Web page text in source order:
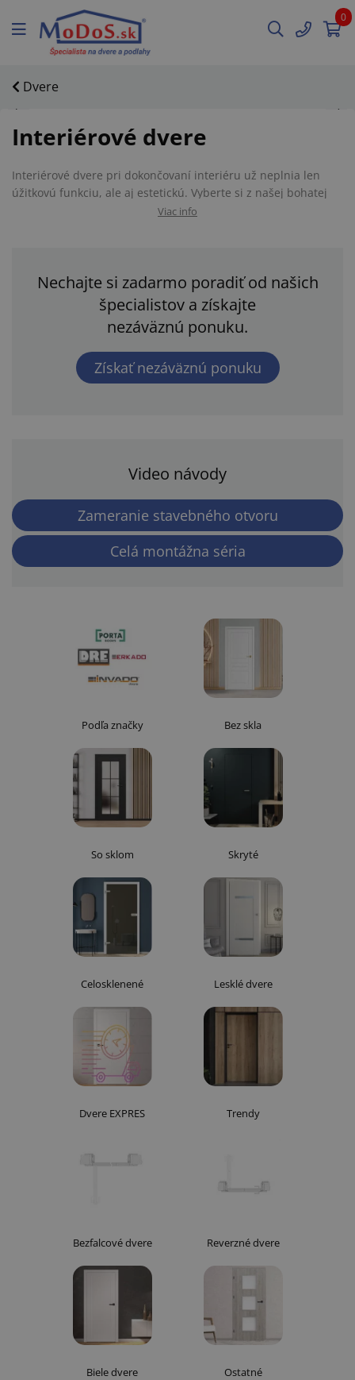
0
Dvere
Interiérové dvere
Interiérové dvere pri dokončovaní interiéru už neplnia len
úžitkovú funkciu, ale aj estetickú. Vyberte si z našej bohatej
ponuky interiérových dverí, v ktorej nájdete dvere od tých
pomocou plných a presklených interiérových dverí nebolo
nikdy jednoduchšie.
V našom internetovom obchode si dvere objednáte z pohodlia
domova, ktoré Vám doručíme priamo na adresu alebo na
vybranú pobočku. V prípade akýchkoľvek otázok nás neváhajte
kontaktovať. U nás nájdete to najlepšie poradenstvo na
Viac info
Nechajte si zadarmo poradiť od našich
špecialistov a získajte
nezáväznú ponuku.
Získať nezáväznú ponuku
Video návody
Zameranie stavebného otvoru
Celá montážna séria
Podľa značky Bez skla
So sklom Skryté
Celosklenené Lesklé dvere
Dvere EXPRES Trendy
Bezfalcové dvere Reverzné dvere
Biele dvere Ostatné